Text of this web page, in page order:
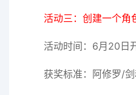
活动三：创建一个角
活动时间：6月20日
获奖标准：阿修罗/